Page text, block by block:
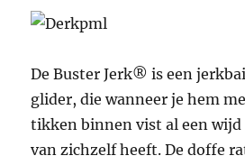
De Buster Jerk® is een
glider, die wanneer je hem
tikken binnen vist al een wijd
van zichzelf heeft. De doffe